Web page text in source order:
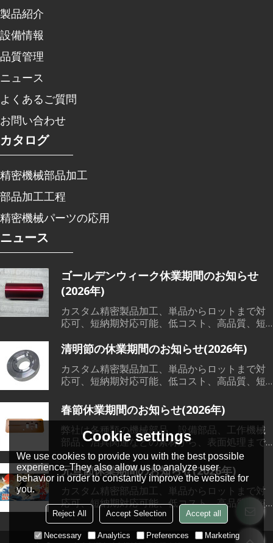
製品紹介
設備情報
品質管理
ニュース
よくあるご質問
お問い合わせ
カタログ
精密機械部品加工
部品加工工程
精密機械パーツの応用
ニュース
ゴールデンウィーク休業期間のお知らせ
(2026年)
カスタム精密製品加工、単品からロットまで対
応可、短納期対応可能、低コスト、高品質、短
造など素材から、切削加工、熱処理、表面処理
までワンストップサービス対応可能です。
清明節の休業期間のお知らせ(2026年)
カスタム精密製品加工、単品からロットまで対
応可、短納期対応可能、低コスト、高品質、短
造など素材から、切削加工、熱処理、表面処理
までワンストップサービス対応可能です。
春節休業期間のお知らせ(2026年)
弊社は各種類の機械部品、設備部品、工作機械
部品、治具関連などの素材から、表面処理まで
一貫した製造サービスを提供できる会社です。
単品からロットまで全部対応可能です。弊社に
は輸出ライセンスを持っておりますので、日本
語対応可能です。 もし機械部品加工などのご要
望がございましたら、いつでもご用命下さい。
元旦節休業期間のお知らせ(2026年)
カスタム精密部品加工、単品からロットまで対
応可、短納期対応可能、低コスト、高品質、短
納期で、各範囲の精密機械部品加工、溶接、鋳
造など素材から、切削加工、熱処理、表面処理
までワンストップサービス対応可能です。
Cookie settings
We use cookies to provide you with the best possible
experience. They also allow us to analyze user
behavior in order to constantly improve the website for
you.
Reject All Accept Selection Accept all
Necessary Analytics Preferences Marketing